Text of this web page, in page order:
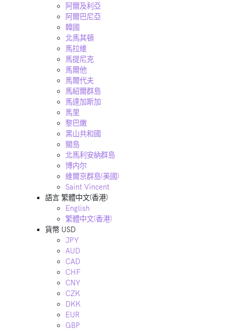
阿爾及利亞
阿爾巴尼亞
韓國
北馬其頓
馬拉維
馬提尼克
馬爾他
馬爾代夫
馬紹爾群島
馬達加斯加
馬里
黎巴嫩
黑山共和國
關島
北馬利安納群島
博内尔
維爾京群島(美國)
Saint Vincent
語言 繁體中文(香港)
English
繁體中文(香港)
貨幣 USD
JPY
AUD
CAD
CHF
CNY
CZK
DKK
EUR
GBP